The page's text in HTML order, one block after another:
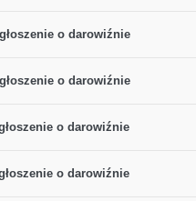
o darowiźnie
o darowiźnie
o darowiźnie
o darowiźnie